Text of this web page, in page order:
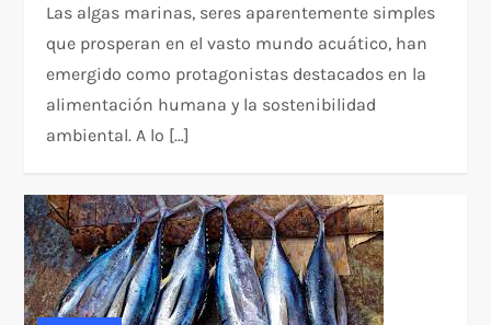
Las algas marinas, seres aparentemente simples
que prosperan en el vasto mundo acuático, han
emergido como protagonistas destacados en la
alimentación humana y la sostenibilidad
ambiental. A lo […]